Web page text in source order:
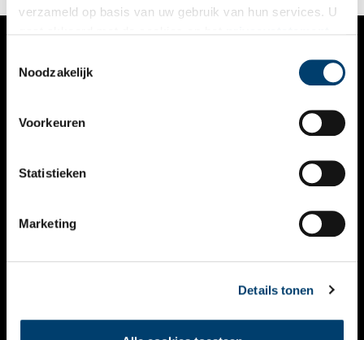
verzameld op basis van uw gebruik van hun services. U
Noodzakelijk
Voorkeuren
Statistieken
Marketing
Details tonen
VERHALEN
KALENDER
THEMA’S
VIDEO’S
CONTACT